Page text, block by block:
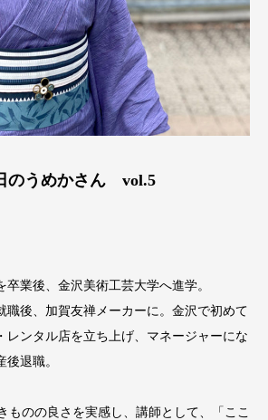
のうめかさん vol.5
業後、金沢美術工芸大学へ進学。
職後、加賀友禅メーカーに。金沢で初めて
レンタル店を立ち上げ、マネージャーにな
退職。
ものの良さを実感し、講師として、「ここ